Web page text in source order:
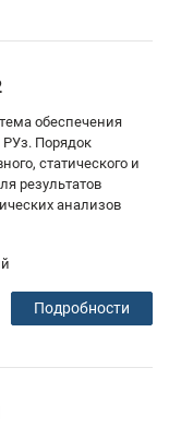
обеспечения
Порядок
статического и
результатов
анализов
Подробности